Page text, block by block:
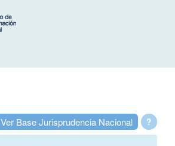
?
Ver Base Jurisprudencia Nacional